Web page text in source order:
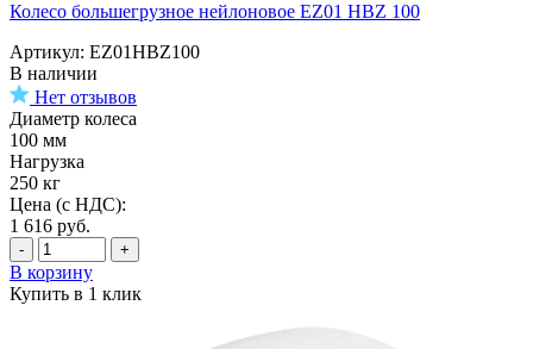
Колесо большегрузное нейлоновое EZ01 HBZ 100
Артикул: EZ01HBZ100
В наличии
Нет отзывов
Диаметр колеса
100 мм
Нагрузка
250 кг
Цена (с НДС):
1 616 руб.
- +
В корзину
Купить в 1 клик